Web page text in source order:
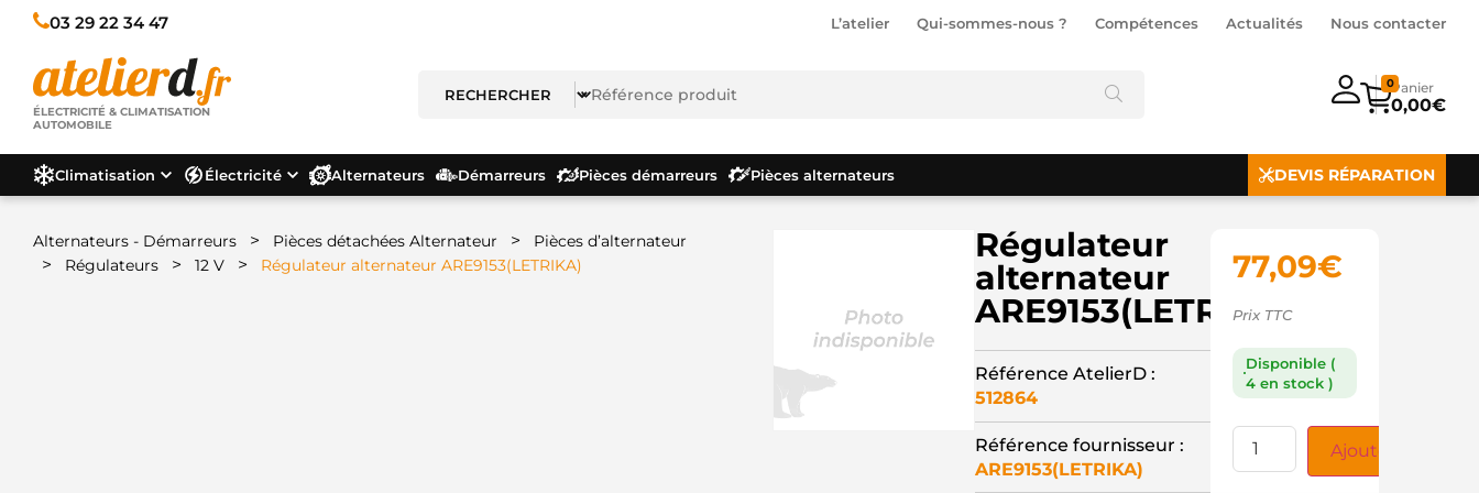
03 29 22 34 47 L’atelier Qui-sommes-nous ? Compétences Actualités Nous contacter
ÉLECTRICITÉ & CLIMATISATION
AUTOMOBILE
0,00€
0
Climatisation Électricité Alternateurs Démarreurs Pièces démarreurs Pièces alternateurs DEVIS RÉPARATION
Alternateurs - Démarreurs > Pièces détachées Alternateur > Pièces d’alternateur
> Régulateurs > 12 V > Régulateur alternateur ARE9153(LETRIKA)
Régulateur
alternateur
ARE9153(LETRIKA)
Référence AtelierD :
512864
Référence fournisseur :
ARE9153(LETRIKA)
77,09€
Prix TTC
Disponible (
4 en stock )
Ajouter au